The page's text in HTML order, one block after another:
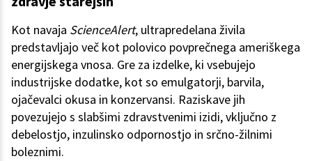
Kot navaja ScienceAlert, ultrapredelana živila
predstavljajo več kot polovico povprečnega ameriškega
energijskega vnosa. Gre za izdelke, ki vsebujejo
industrijske dodatke, kot so emulgatorji, barvila,
ojačevalci okusa in konzervansi. Raziskave jih
povezujejo s slabšimi zdravstvenimi izidi, vključno z
debelostjo, inzulinsko odpornostjo in srčno-žilnimi
boleznimi.